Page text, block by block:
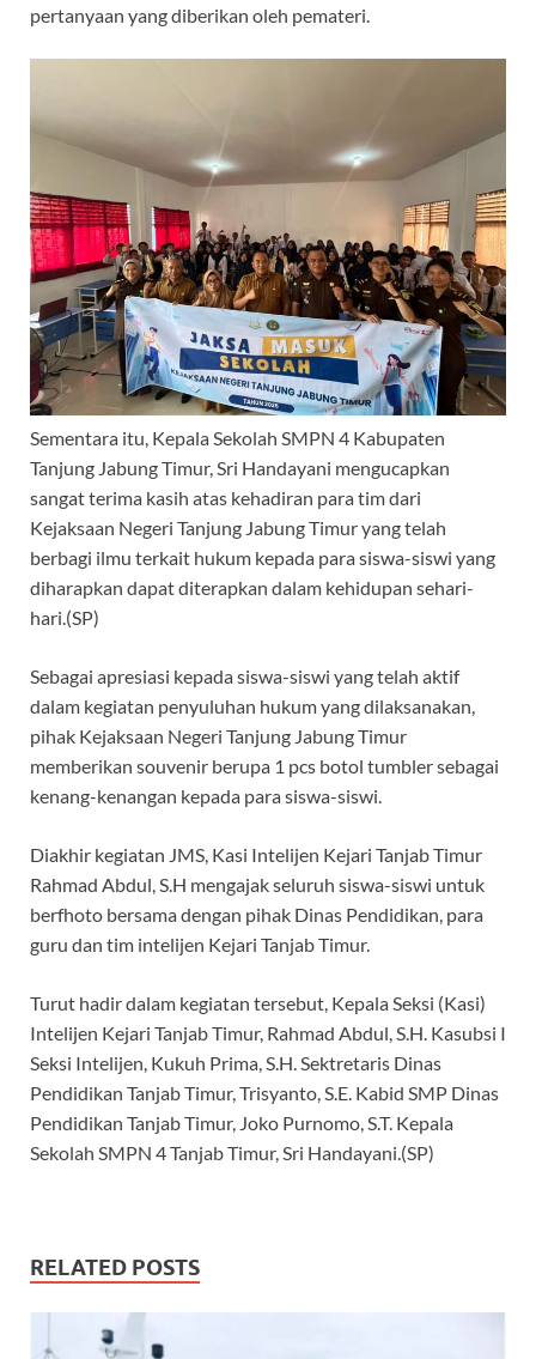
pertanyaan yang diberikan oleh pemateri.
Sementara itu, Kepala Sekolah SMPN 4 Kabupaten
Tanjung Jabung Timur, Sri Handayani mengucapkan
sangat terima kasih atas kehadiran para tim dari
Kejaksaan Negeri Tanjung Jabung Timur yang telah
berbagi ilmu terkait hukum kepada para siswa-siswi yang
diharapkan dapat diterapkan dalam kehidupan sehari-
hari.(SP)
Sebagai apresiasi kepada siswa-siswi yang telah aktif
dalam kegiatan penyuluhan hukum yang dilaksanakan,
pihak Kejaksaan Negeri Tanjung Jabung Timur
memberikan souvenir berupa 1 pcs botol tumbler sebagai
kenang-kenangan kepada para siswa-siswi.
Diakhir kegiatan JMS, Kasi Intelijen Kejari Tanjab Timur
Rahmad Abdul, S.H mengajak seluruh siswa-siswi untuk
berfhoto bersama dengan pihak Dinas Pendidikan, para
guru dan tim intelijen Kejari Tanjab Timur.
Turut hadir dalam kegiatan tersebut, Kepala Seksi (Kasi)
Intelijen Kejari Tanjab Timur, Rahmad Abdul, S.H. Kasubsi I
Seksi Intelijen, Kukuh Prima, S.H. Sektretaris Dinas
Pendidikan Tanjab Timur, Trisyanto, S.E. Kabid SMP Dinas
Pendidikan Tanjab Timur, Joko Purnomo, S.T. Kepala
Sekolah SMPN 4 Tanjab Timur, Sri Handayani.(SP)
RELATED POSTS